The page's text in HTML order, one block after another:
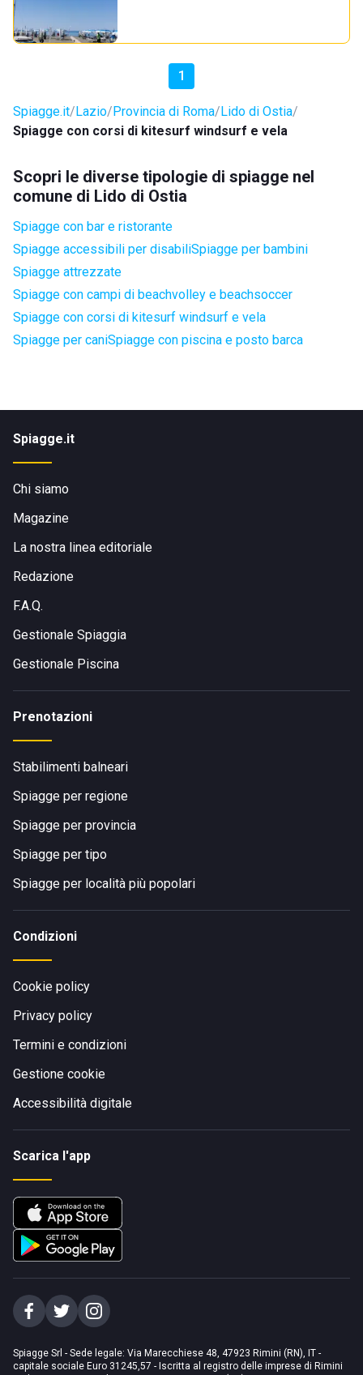
1
Spiagge.it Lazio Provincia di Roma Lido di Ostia
Spiagge con corsi di kitesurf windsurf e vela
Scopri le diverse tipologie di spiagge nel
comune di Lido di Ostia
Spiagge con bar e ristorante
Spiagge accessibili per disabiliSpiagge per bambini
Spiagge attrezzate
Spiagge con campi di beachvolley e beachsoccer
Spiagge con corsi di kitesurf windsurf e vela
Spiagge per caniSpiagge con piscina e posto barca
Spiagge.it
Chi siamo
Magazine
La nostra linea editoriale
Redazione
F.A.Q.
Gestionale Spiaggia
Gestionale Piscina
Prenotazioni
Stabilimenti balneari
Spiagge per regione
Spiagge per provincia
Spiagge per tipo
Spiagge per località più popolari
Condizioni
Cookie policy
Privacy policy
Termini e condizioni
Gestione cookie
Accessibilità digitale
Scarica l'app
Spiagge Srl - Sede legale: Via Marecchiese 48, 47923 Rimini (RN), IT -
capitale sociale Euro 31245,57 - Iscritta al registro delle imprese di Rimini